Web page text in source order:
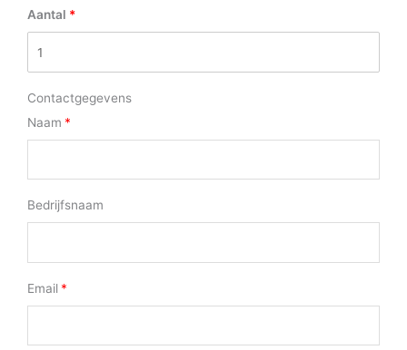
Aantal
Contactgegevens
Naam
Bedrijfsnaam
Email